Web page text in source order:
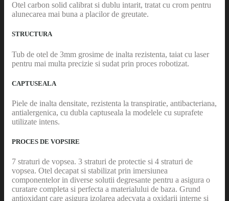
Otel carbon solid calibrat si dublu intarit, tratat cu crom pentru
alunecarea mai buna a placilor de greutate.
STRUCTURA
Tub de otel de 3mm grosime de inalta rezistenta, taiat cu laser
pentru mai multa precizie si sudat prin proces robotizat.
CAPTUSEALA
Piele de inalta densitate, rezistenta la transpiratie, antibacteriana,
antialergenica, cu dubla captuseala la modelele cu suprafete
utilizate intens.
PROCES DE VOPSIRE
7 straturi de vopsea. 3 straturi de protectie si 4 straturi de
vopsea. Otel decapat si stabilizat prin imersiunea
componentelor in diverse solutii degresante pentru a asigura o
curatare completa si perfecta a materialului de baza. Grund
antioxidant care asigura izolarea adecvata a oxidarii interne si